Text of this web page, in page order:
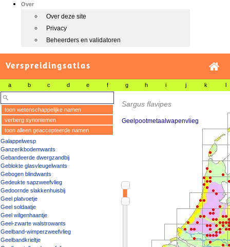
Over
Over deze site
Privacy
Beheerders en validatoren
Verspreidingsatlas
a b c d e f g h i j k l
toon wetenschappelijke namen
verberg synoniemen
toon alleen geaccepteerde namen
Galappelwesp
Ganzerikbodemwants
Gebandeerde dwergzandbij
Geblokte glasvleugelwants
Gebogen blindwants
Gedeukte sapzweefvlieg
Gedoornde slakkenhuisbij
Geel platvoetje
Geel soldaatje
Geel wilgenhaantje
Geel-zwarte walstrowants
Geelband-wimperzweefvlieg
Geelbandkrieltje
Sargus flavipes
Geelpootmetaalwapenvlieg